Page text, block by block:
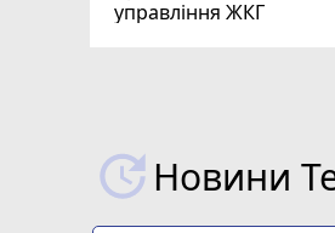
управління ЖКГ
Новини